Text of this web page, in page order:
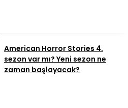
American Horror Stories 4.
sezon var mı? Yeni sezon ne
zaman başlayacak?